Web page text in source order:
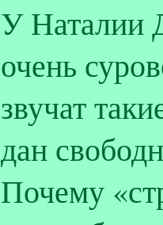
У Наталии
очень
звучат
дан
Почему